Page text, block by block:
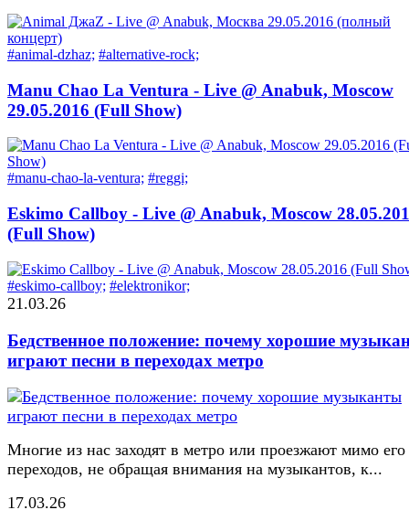
#animal-dzhaz; #alternative-rock;
Manu Chao La Ventura - Live @ Anabuk, Moscow
29.05.2016 (Full Show)
#manu-chao-la-ventura; #reggi;
Eskimo Callboy - Live @ Anabuk, Moscow
(Full Show)
#eskimo-callboy; #elektronikor;
21.03.26
Бедственное положение: почему хорошие
играют песни в переходах метро
Многие из нас заходят в метро или проезжают мимо его
переходов, не обращая внимания на музыкантов, к...
17.03.26